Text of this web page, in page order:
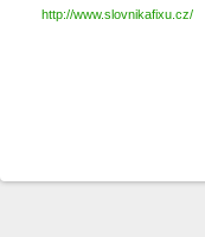
http://www.slovnikafixu.cz/